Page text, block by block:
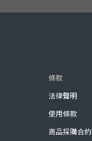
條款
法律聲明
使用條款
商品採購合約